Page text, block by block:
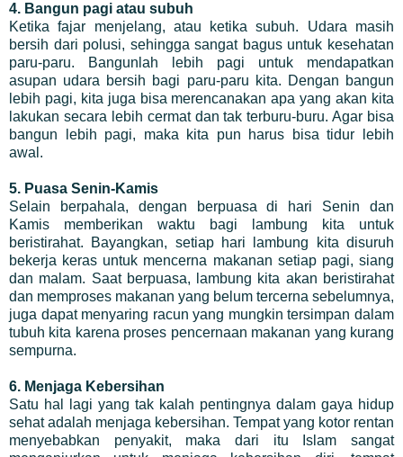
4. Bangun pagi atau subuh
Ketika fajar menjelang, atau ketika subuh. Udara masih
bersih dari polusi, sehingga sangat bagus untuk kesehatan
paru-paru. Bangunlah lebih pagi untuk mendapatkan
asupan udara bersih bagi paru-paru kita. Dengan bangun
lebih pagi, kita juga bisa merencanakan apa yang akan kita
lakukan secara lebih cermat dan tak terburu-buru. Agar bisa
bangun lebih pagi, maka kita pun harus bisa tidur lebih
awal.
5. Puasa Senin-Kamis
Selain berpahala, dengan berpuasa di hari Senin dan
Kamis memberikan waktu bagi lambung kita untuk
beristirahat. Bayangkan, setiap hari lambung kita disuruh
bekerja keras untuk mencerna makanan setiap pagi, siang
dan malam. Saat berpuasa, lambung kita akan beristirahat
dan memproses makanan yang belum tercerna sebelumnya,
juga dapat menyaring racun yang mungkin tersimpan dalam
tubuh kita karena proses pencernaan makanan yang kurang
sempurna.
6. Menjaga Kebersihan
Satu hal lagi yang tak kalah pentingnya dalam gaya hidup
sehat adalah menjaga kebersihan. Tempat yang kotor rentan
menyebabkan penyakit, maka dari itu Islam sangat